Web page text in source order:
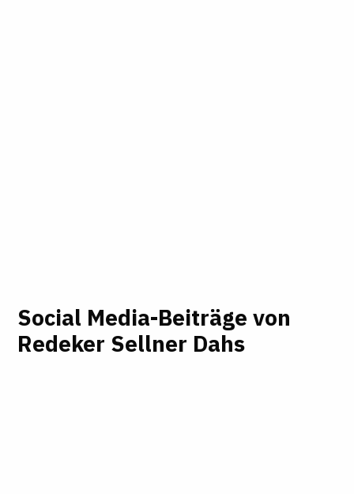
Social Media-Beiträge von
Redeker Sellner Dahs